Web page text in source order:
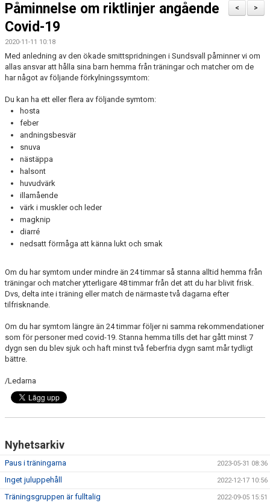
TRUPPEN
DOKUMENT
BILDGALLERI
KONTAKT
GÄSTBOK
>
<
Påminnelse om riktlinjer angående
Covid-19
2020-11-11 10:18
Med anledning av den ökade smittspridningen i Sundsvall påminner vi om
allas ansvar att hålla sina barn hemma från träningar och matcher om de
har något av följande förkylningssymtom:
Du kan ha ett eller flera av följande symtom:
hosta
feber
andningsbesvär
snuva
nästäppa
halsont
huvudvärk
illamående
värk i muskler och leder
magknip
diarré
nedsatt förmåga att känna lukt och smak
Om du har symtom under mindre än 24 timmar så stanna alltid hemma från
träningar och matcher ytterligare 48 timmar från det att du har blivit frisk.
Dvs, delta inte i träning eller match de närmaste två dagarna efter
tilfrisknande.
Om du har symtom längre än 24 timmar följer ni samma rekommendationer
som för personer med covid-19. Stanna hemma tills det har gått minst 7
dygn sen du blev sjuk och haft minst två feberfria dygn samt mår tydligt
bättre.
/Ledarna
Nyhetsarkiv
Paus i träningarna 2023-05-31 08:36
Inget juluppehåll 2022-12-17 10:56
Träningsgruppen är fulltalig 2022-09-05 15:51